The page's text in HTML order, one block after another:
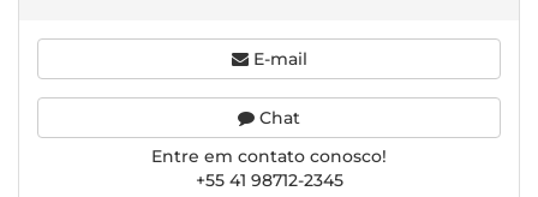
E-mail
Chat
Entre em contato conosco!
+55 41 98712-2345